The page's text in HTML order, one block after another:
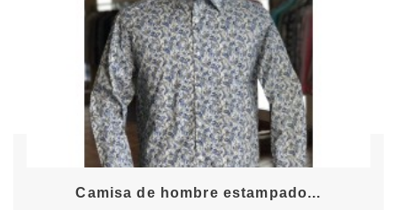
Camisa de hombre estampado...